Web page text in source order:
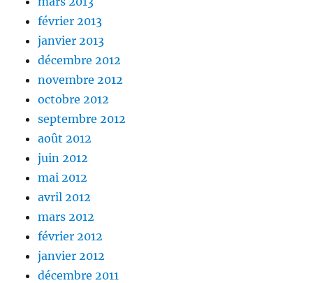
février 2013
janvier 2013
décembre 2012
novembre 2012
octobre 2012
septembre 2012
août 2012
juin 2012
mai 2012
avril 2012
mars 2012
février 2012
janvier 2012
décembre 2011